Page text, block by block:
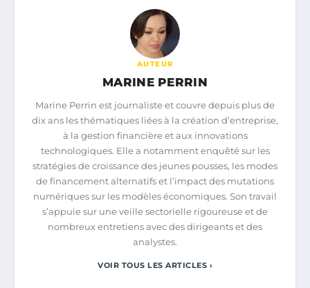
AUTEUR
MARINE PERRIN
Marine Perrin est journaliste et couvre depuis plus de
dix ans les thématiques liées à la création d’entreprise,
à la gestion financière et aux innovations
technologiques. Elle a notamment enquêté sur les
stratégies de croissance des jeunes pousses, les modes
de financement alternatifs et l’impact des mutations
numériques sur les modèles économiques. Son travail
s’appuie sur une veille sectorielle rigoureuse et de
nombreux entretiens avec des dirigeants et des
analystes.
VOIR TOUS LES ARTICLES ›